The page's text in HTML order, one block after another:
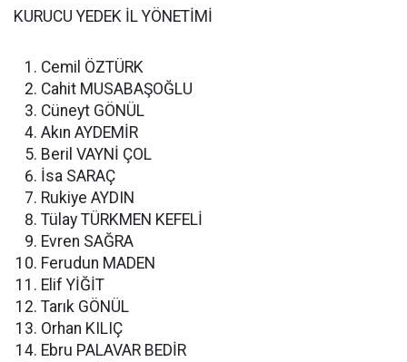
KURUCU YEDEK İL YÖNETİMİ
Cemil ÖZTÜRK
Cahit MUSABAŞOĞLU
Cüneyt GÖNÜL
Akın AYDEMİR
Beril VAYNİ ÇOL
İsa SARAÇ
Rukiye AYDIN
Tülay TÜRKMEN KEFELİ
Evren SAĞRA
Ferudun MADEN
Elif YİĞİT
Tarık GÖNÜL
Orhan KILIÇ
Ebru PALAVAR BEDİR